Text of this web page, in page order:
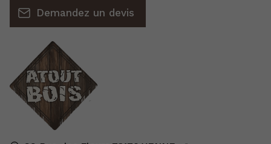
Demandez un devis